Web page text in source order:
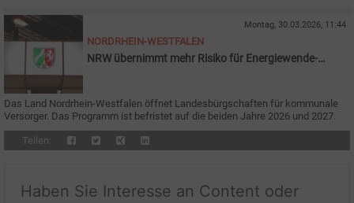
Montag, 30.03.2026, 11:44
NORDRHEIN-WESTFALEN
NRW übernimmt mehr Risiko für Energiewende-
Das Land Nordrhein-Westfalen öffnet Landesbürgschaften für kommunale
Versorger. Das Programm ist befristet auf die beiden Jahre 2026 und 2027.
Teilen:
Haben Sie Interesse an Content oder